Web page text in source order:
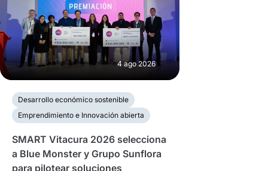
4 ago 2026
Desarrollo económico sostenible
Emprendimiento e Innovación abierta
SMART Vitacura 2026 selecciona
a Blue Monster y Grupo Sunflora
para pilotear soluciones